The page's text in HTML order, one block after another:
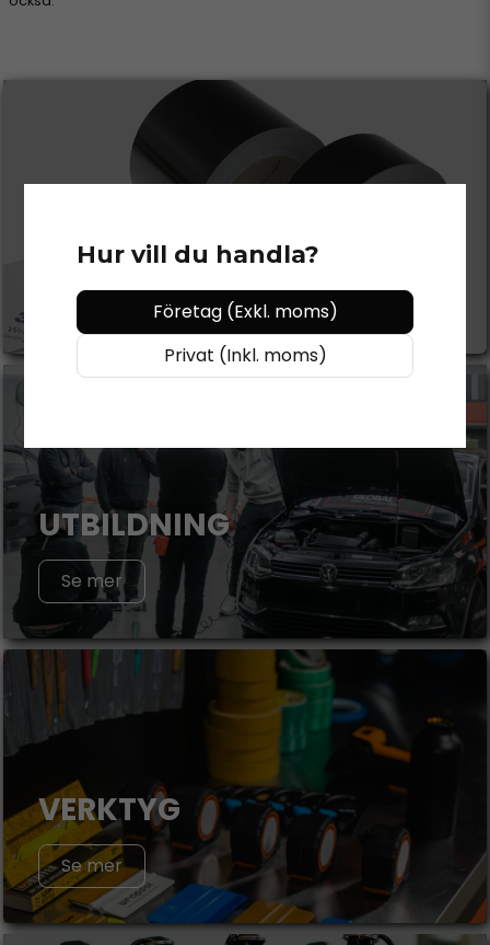
CHROME DELETE
Se mer
UTBILDNING
Se mer
VERKTYG
Se mer
Hur vill du handla?
Företag (Exkl. moms)
Privat (Inkl. moms)